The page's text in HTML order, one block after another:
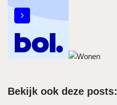
Bekijk ook deze posts: